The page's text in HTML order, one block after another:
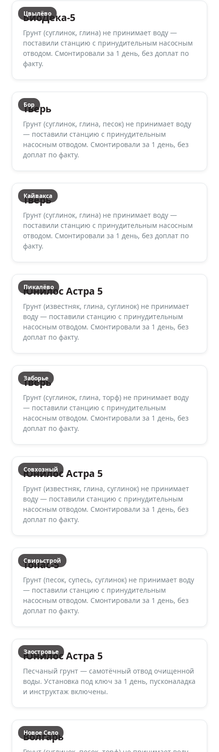
Цвылёво
БиоДека-5
Грунт (суглинок, глина) не принимает воду —
поставили станцию с принудительным насосным
отводом. Смонтировали за 1 день, без доплат по
факту.
Бор
Тверь
Грунт (суглинок, глина, песок) не принимает воду
— поставили станцию с принудительным
насосным отводом. Смонтировали за 1 день, без
доплат по факту.
Кайвакса
Тверь
Грунт (суглинок, глина) не принимает воду —
поставили станцию с принудительным насосным
отводом. Смонтировали за 1 день, без доплат по
факту.
Пикалёво
Юнилос Астра 5
Грунт (известняк, глина, суглинок) не принимает
воду — поставили станцию с принудительным
насосным отводом. Смонтировали за 1 день, без
доплат по факту.
Заборье
Тверь
Грунт (суглинок, глина, торф) не принимает воду
— поставили станцию с принудительным
насосным отводом. Смонтировали за 1 день, без
доплат по факту.
Совхозный
Юнилос Астра 5
Грунт (известняк, глина, суглинок) не принимает
воду — поставили станцию с принудительным
насосным отводом. Смонтировали за 1 день, без
доплат по факту.
Свирьстрой
Топас-5
Грунт (песок, супесь, суглинок) не принимает воду
— поставили станцию с принудительным
насосным отводом. Смонтировали за 1 день, без
доплат по факту.
Заостровье
Юнилос Астра 5
Песчаный грунт — самотёчный отвод очищенной
воды. Установка под ключ за 1 день, пусконаладка
и инструктаж включены.
Новое Село
Волгарь